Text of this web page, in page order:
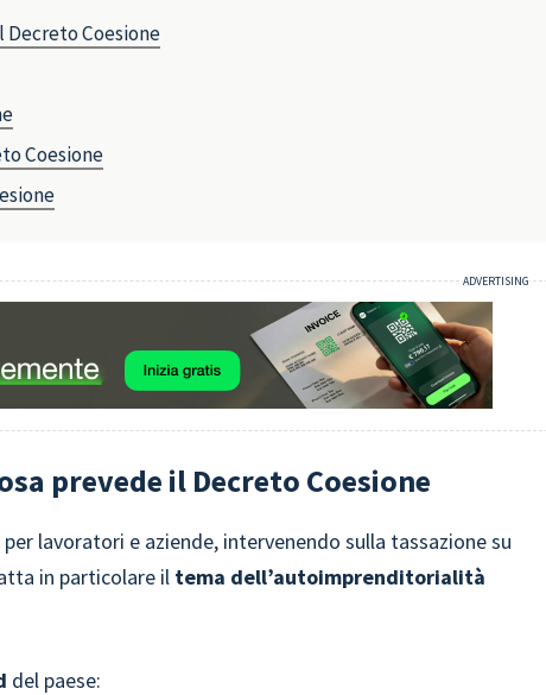
Coesione
Coesione
prevede il Decreto Coesione
lavoratori e aziende, intervenendo sulla tassazione su
in particolare il tema dell’autoimprenditorialità
del paese: